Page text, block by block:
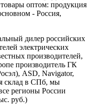
оптом: продукция
- Россия,
дилер российских
электрических
производителей,
производитель ГК
ASD, Navigator,
склад в СПб, мы
регионы России
руб.)